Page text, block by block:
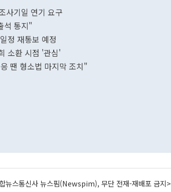
사기일 연기 요구
석 통지"
정 재통보 예정
소환 시점 '관심'
땐 형소법 마지막 조치"
뉴스통신사 뉴스핌(Newspim), 무단 전재-재배포 금지>